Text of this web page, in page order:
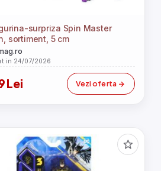
surpriza Spin Master
sortiment, 5 cm
in 24/07/2026
Lei Vezi oferta